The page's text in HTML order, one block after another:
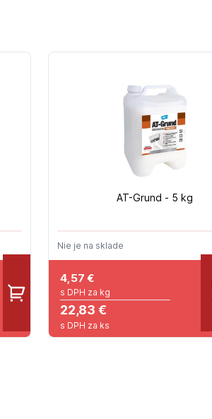
AT-Grund - 5 kg
Nie je na sklade
4,57 €
s DPH za kg
22,83 €
s DPH za ks